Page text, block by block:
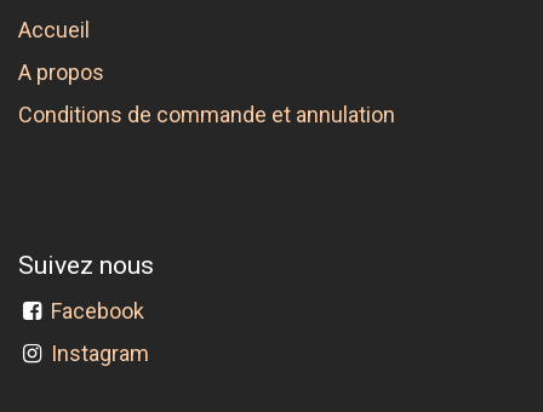
Accueil
A propos
Conditions de commande et annulation
Suivez nous
Facebook
Instagram